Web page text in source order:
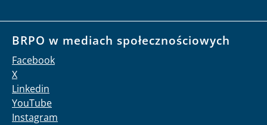
BRPO w mediach społecznościowych
Facebook
X
Linkedin
YouTube
Instagram